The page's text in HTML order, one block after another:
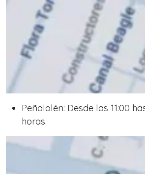
Peñalolén: Desde las 11:00
horas.